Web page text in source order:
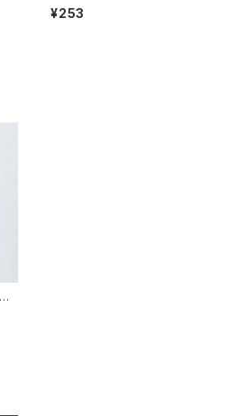
シール 82792 ねこたち オ
レンジ
¥253